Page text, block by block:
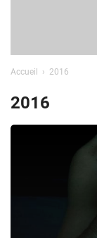
Accueil 2016
2016